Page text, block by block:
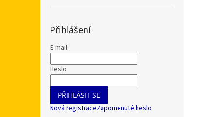
Přihlášení
E-mail
Heslo
PŘIHLÁSIT SE
Nová registraceZapomenuté heslo